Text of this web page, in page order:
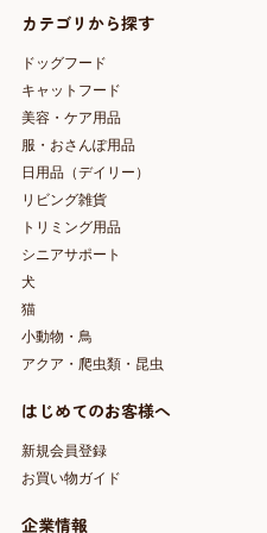
カテゴリから探す
ドッグフード
キャットフード
美容・ケア用品
服・おさんぽ用品
日用品（デイリー）
リビング雑貨
トリミング用品
シニアサポート
犬
猫
小動物・鳥
アクア・爬虫類・昆虫
はじめてのお客様へ
新規会員登録
お買い物ガイド
企業情報